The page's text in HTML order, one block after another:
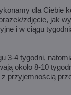
dla Ciebie
zdjęcie, jak
i w ciągu
3-4 tygodni,
około 8-10
z przyjemnością